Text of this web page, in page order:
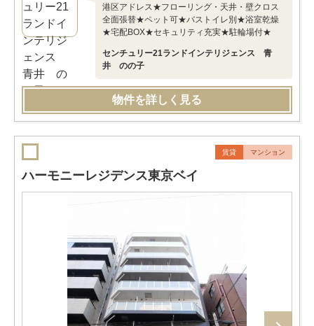
港区アドレス★フローリング・天井・壁クロス
全面張替★ペット可★バストイレ別★浴室乾燥
★宅配BOX★セキュリティ充実★駐輪場付★
センチュリー21ランドインテリジェンス 青
井 のの子
物件を詳しく見る
賃貸 マンション
ハーモニーレジデンス東京ベイ